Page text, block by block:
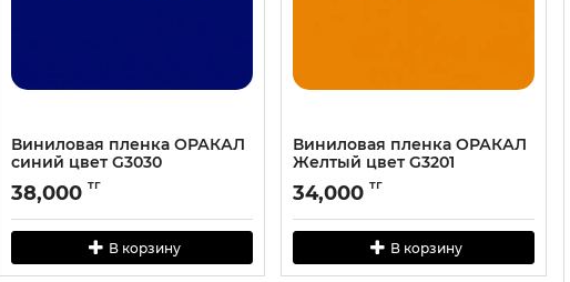
Виниловая пленка ОРАКАЛ
cиний цвет G3030
38,000 тг
В корзину
Виниловая пленка ОРАКАЛ
Желтый цвет G3201
34,000 тг
В корзину